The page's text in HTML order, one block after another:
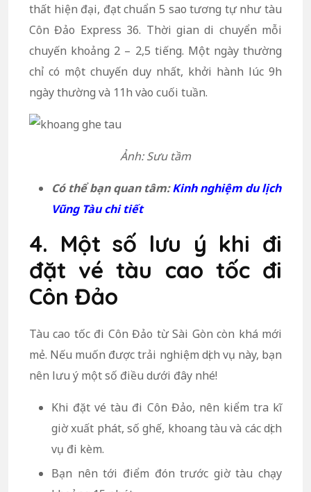
thất hiện đại, đạt chuẩn 5 sao tương tự như tàu
Côn Đảo Express 36. Thời gian di chuyển mỗi
chuyến khoảng 2 – 2,5 tiếng. Một ngày thường
chỉ có một chuyến duy nhất, khởi hành lúc 9h
ngày thường và 11h vào cuối tuần.
Ảnh: Sưu tầm
Có thể bạn quan tâm:Kinh nghiệm du lịch
Vũng Tàu chi tiết
4. Một số lưu ý khi đi
đặt vé tàu cao tốc đi
Côn Đảo
Tàu cao tốc đi Côn Đảo từ Sài Gòn còn khá mới
mẻ. Nếu muốn được trải nghiệm dịch vụ này, bạn
nên lưu ý một số điều dưới đây nhé!
Khi đặt vé tàu đi Côn Đảo, nên kiểm tra kĩ
giờ xuất phát, số ghế, khoang tàu và các dịch
vụ đi kèm.
Bạn nên tới điểm đón trước giờ tàu chạy